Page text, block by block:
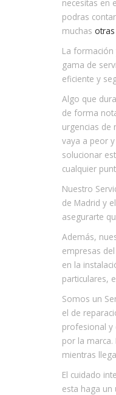
necesitas en
podras
muchas
La
gama de
eficiente y
Algo que
de forma
urgencias de
vaya a peor
solucionar
cualquier
Nuestro
de Madrid y
asegurarte
Además,
empresas
en la
particulares,
Somos un
el de
profesional y
por la
mientras
El cuidado
esta haga